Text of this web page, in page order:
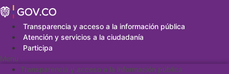
Saltar
al
contenidoTransparencia y acceso a la información pública
Atención y servicios a la ciudadanía
Participa
Menu
Transparencia y acceso a la información pública